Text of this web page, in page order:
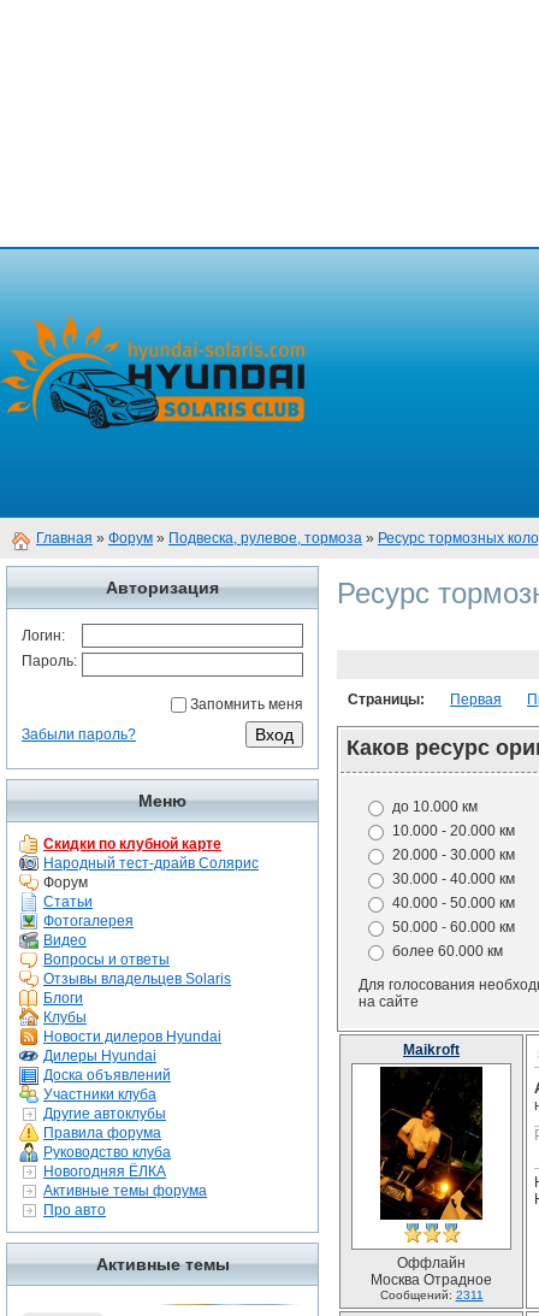
Главная » Форум » Подвеска, рулевое, тормоза » Ресурс тормозных
Авторизация
Логин:
Пароль:
Запомнить меня
Забыли пароль?
Меню
Скидки по клубной карте
Народный тест-драйв Солярис
Форум
Статьи
Фотогалерея
Видео
Вопросы и ответы
Отзывы владельцев Solaris
Блоги
Клубы
Новости дилеров Hyundai
Дилеры Hyundai
Доска объявлений
Участники клуба
Другие автоклубы
Правила форума
Руководство клуба
Новогодняя ЁЛКА
Активные темы форума
Про авто
Активные темы
Ресурс
Страницы: Первая
Каков ресурс
до 10.000 км
10.000 - 20.000 км
20.000 - 30.000 км
30.000 - 40.000 км
40.000 - 50.000 км
50.000 - 60.000 км
более 60.000 км
Для голосования
на сайте
Maikroft
Оффлайн
Москва Отрадное
Сообщений: 2311